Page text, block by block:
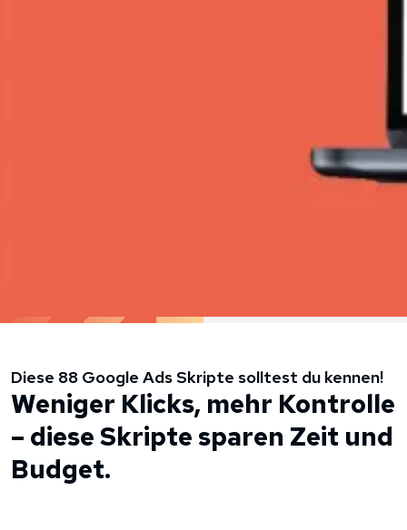
Diese 88 Google Ads Skripte solltest du kennen!
Weniger Klicks, mehr Kontrolle
– diese Skripte sparen Zeit und
Budget.